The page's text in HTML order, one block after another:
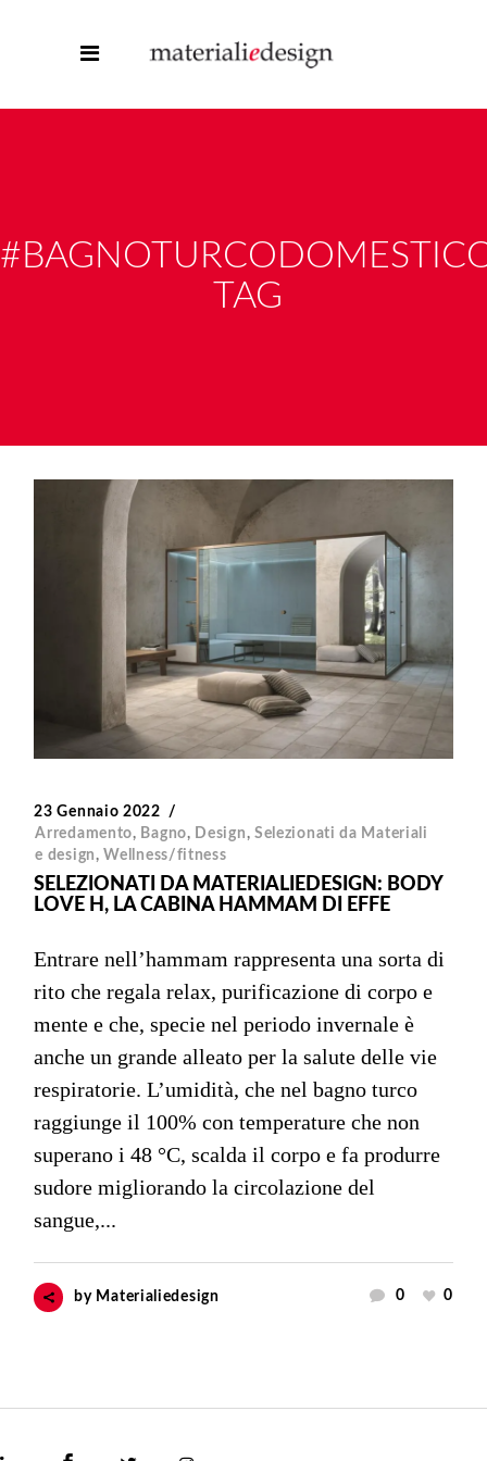
TAG
23 Gennaio 2022
Arredamento, Bagno, Design, Selezionati da Materiali
e design, Wellness/fitness
SELEZIONATI DA MATERIALIEDESIGN: BODY
LOVE H, LA CABINA HAMMAM DI EFFE
Entrare nell’hammam rappresenta una sorta di
rito che regala relax, purificazione di corpo e
mente e che, specie nel periodo invernale è
anche un grande alleato per la salute delle vie
respiratorie. L’umidità, che nel bagno turco
raggiunge il 100% con temperature che non
superano i 48 °C, scalda il corpo e fa produrre
sudore migliorando la circolazione del
sangue,...
by Materialiedesign 0 0